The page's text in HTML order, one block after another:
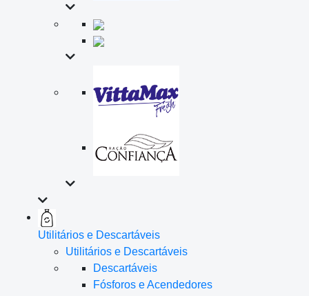
Utilitários e Descartáveis
Utilitários e Descartáveis
Descartáveis
Fósforos e Acendedores